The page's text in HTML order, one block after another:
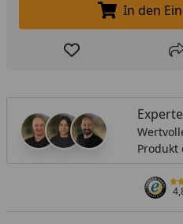
In den
Produkt zur
Produkt